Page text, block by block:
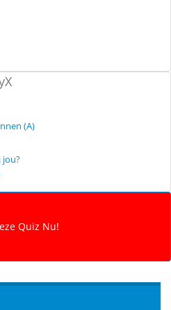
(A)
jou?